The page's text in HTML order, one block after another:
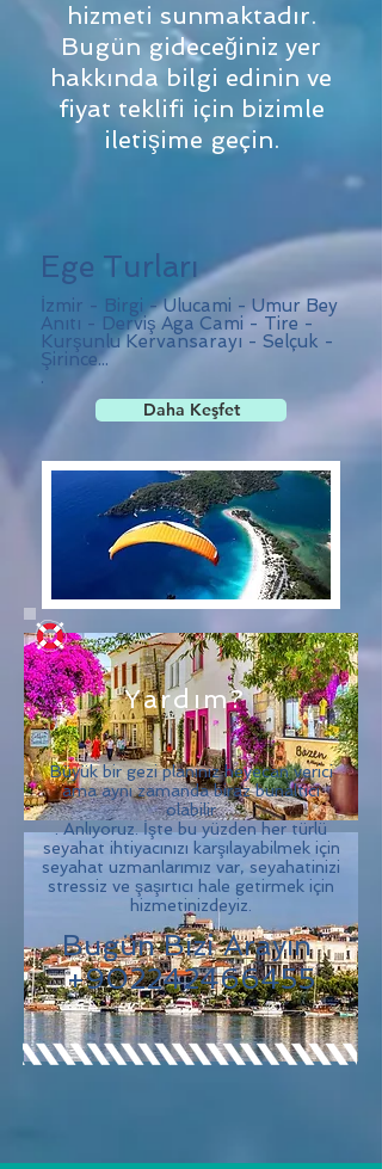
hizmeti sunmaktadır.
Bugün gideceğiniz yer
hakkında bilgi edinin ve
fiyat teklifi için bizimle
iletişime geçin.
Ege Turları
İzmir - Birgi - Ulucami - Umur Bey
Anıtı - Derviş Aga Cami - Tire -
Kurşunlu Kervansarayı - Selçuk -
Şirince...
.
Daha Keşfet
Yardım?
Büyük bir gezi planınız heyecan verici
ama aynı zamanda biraz bunaltıcı
olabilir
. Anlıyoruz. İşte bu yüzden her türlü
seyahat ihtiyacınızı karşılayabilmek için
seyahat uzmanlarımız var, seyahatinizi
stressiz ve şaşırtıcı hale getirmek için
hizmetinizdeyiz.
Bugün Bizi Arayın
+902242466455